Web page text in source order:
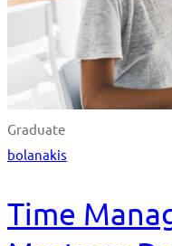
Graduate
bolanakis
Time